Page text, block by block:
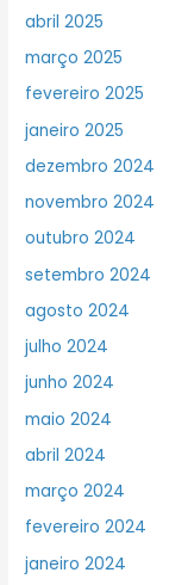
abril 2025
março 2025
fevereiro 2025
janeiro 2025
dezembro 2024
novembro 2024
outubro 2024
setembro 2024
agosto 2024
julho 2024
junho 2024
maio 2024
abril 2024
março 2024
fevereiro 2024
janeiro 2024